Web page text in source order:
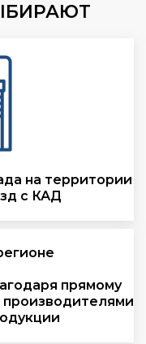
на территории
с КАД
прямому